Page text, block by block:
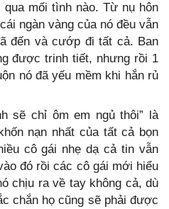
mối tình nào. Từ nụ hôn
ngàn vàng của nó đều vẫn
đến và cướp đi tất cả. Ban
được trinh tiết, nhưng rồi 1
nó đã yếu mềm khi hắn rủ
sẽ chỉ ôm em ngủ thôi” là
nạn nhất của tất cả bọn
cô gái nhẹ dạ cả tin vẫn
đó rồi các cô gái mới hiểu
chịu ra về tay không cả, dù
chắn họ cũng sẽ phải được